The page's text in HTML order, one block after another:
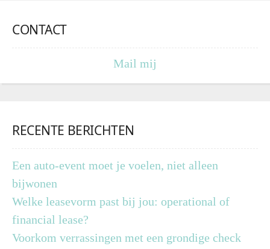
CONTACT
Mail mij
RECENTE BERICHTEN
Een auto-event moet je voelen, niet alleen
bijwonen
Welke leasevorm past bij jou: operational of
financial lease?
Voorkom verrassingen met een grondige check